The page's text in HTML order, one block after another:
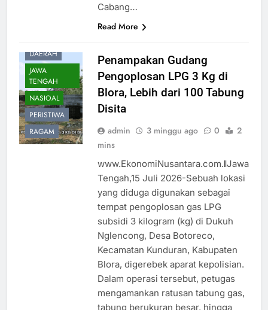
Cabang…
Read More
DAERAH
JAWA
TENGAH
NASIOAL
PERISTIWA
RAGAM
Penampakan Gudang
Pengoplosan LPG 3 Kg di
Blora, Lebih dari 100 Tabung
Disita
admin 3 minggu ago 0
2
mins
www.EkonomiNusantara.com.ǁJawa
Tengah,15 Juli 2026-Sebuah lokasi
yang diduga digunakan sebagai
tempat pengoplosan gas LPG
subsidi 3 kilogram (kg) di Dukuh
Nglencong, Desa Botoreco,
Kecamatan Kunduran, Kabupaten
Blora, digerebek aparat kepolisian.
Dalam operasi tersebut, petugas
mengamankan ratusan tabung gas,
tabung berukuran besar, hingga